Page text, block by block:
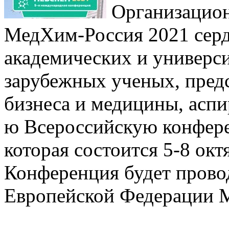
МедХим-Россия 2021
академических и
зарубежных ученых,
бизнеса и медицины,
ю Всероссийскую
которая состоится 5-8
Конференция будет
Европейской